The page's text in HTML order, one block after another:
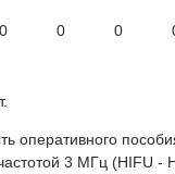
0 0 0
3 МГц (HIFU